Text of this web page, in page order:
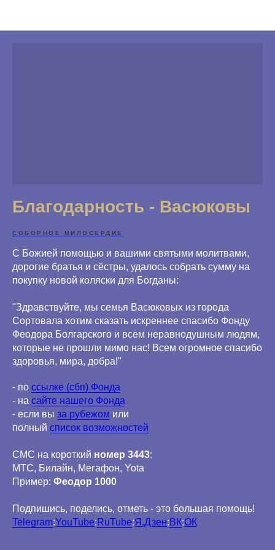
Благодарность - Васюковы
СОБОРНОЕ МИЛОСЕРДИЕ
С Божией помощью и вашими святыми молитвами,
дорогие братья и сёстры, удалось собрать сумму на
покупку новой коляски для Богданы:
"Здравствуйте, мы семья Васюковых из города
Сортовала хотим сказать искреннее спасибо Фонду
Феодора Болгарского и всем неравнодушным людям,
которые не прошли мимо нас! Всем огромное спасибо
здоровья, мира, добра!"
- по ссылке (сбп) Фонда
- на сайте нашего Фонда
- если вы за рубежом или
полный список возможностей
СМС на короткий номер 3443:
МТС, Билайн, Мегафон, Yota
Пример: Феодор 1000
Подпишись, поделись, отметь - это большая помощь!
Telegram:YouTube: RuTube:Я.Дзен: ВК:ОК